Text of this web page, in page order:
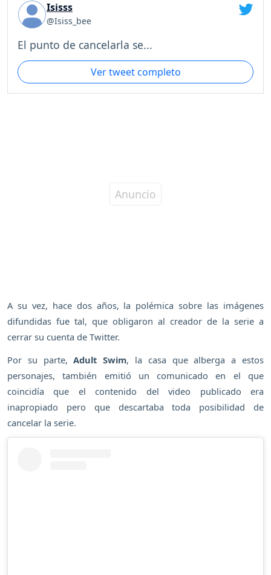
Isisss
@Isiss_bee
El punto de cancelarla se...
Ver tweet completo
A su vez, hace dos años, la polémica sobre las imágenes
difundidas fue tal, que obligaron al creador de la serie a
cerrar su cuenta de Twitter.
Por su parte,Adult Swim, la casa que alberga a estos
personajes, también emitió un comunicado en el que
coincidía que el contenido del video publicado era
inapropiado pero que descartaba toda posibilidad de
cancelar la serie.